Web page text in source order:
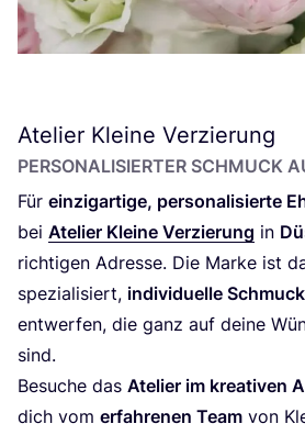
Atelier Kleine Verzierung
PER­SO­NA­LI­SIER­TER SCHMUCK
Für ein­zig­ar­ti­ge, per­so­na­li­sier­te
bei Ate­lier Klei­ne Ver­zie­rung in
rich­ti­gen Adres­se. Die Mar­ke ist
spe­zia­li­siert, indi­vi­du­el­le
ent­wer­fen, die ganz auf dei­ne
sind.
Besu­che das Ate­lier im krea­ti­ven
dich vom erfah­re­nen Team von